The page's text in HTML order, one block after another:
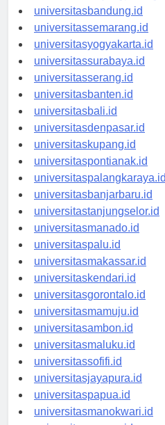
universitastanjungpinang.id
universitasbandung.id
universitassemarang.id
universitasyogyakarta.id
universitassurabaya.id
universitasserang.id
universitasbanten.id
universitasbali.id
universitasdenpasar.id
universitaskupang.id
universitaspontianak.id
universitaspalangkaraya.id
universitasbanjarbaru.id
universitastanjungselor.id
universitasmanado.id
universitaspalu.id
universitasmakassar.id
universitaskendari.id
universitasgorontalo.id
universitasmamuju.id
universitasambon.id
universitasmaluku.id
universitassofifi.id
universitasjayapura.id
universitaspapua.id